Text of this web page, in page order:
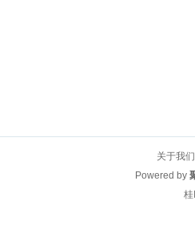
关于我们
Powered by